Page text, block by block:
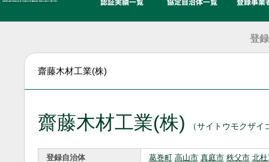
登
齋藤木材工業(株)
齋藤木材工業(株) （サイトウモクザイ
登録自治体 葛巻町 高山市 真庭市 秩父市 北杜